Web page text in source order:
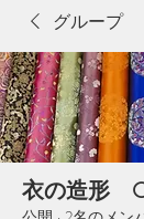
Asia
グループ
衣の造形